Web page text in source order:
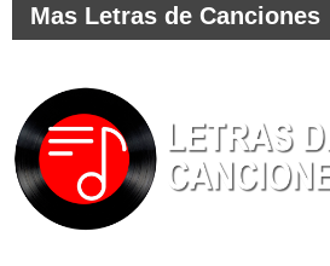
Mas Letras de Canciones